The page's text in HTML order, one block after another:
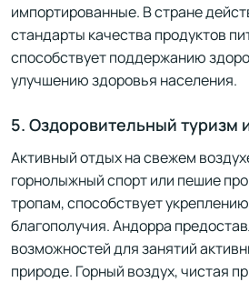
импортированные. В стране
стандарты качества продуктов
способствует поддержанию
улучшению здоровья населения.
5. Оздоровительный
Активный отдых на свежем
горнолыжный спорт или пешие
тропам, способствует
благополучия. Андорра
возможностей для занятий
природе. Горный воздух, чистая